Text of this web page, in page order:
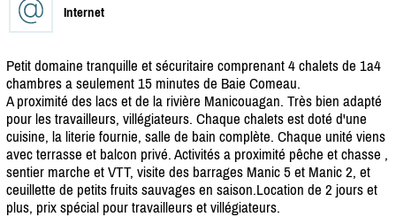
Internet
Petit domaine tranquille et sécuritaire comprenant 4 chalets de 1a4
chambres a seulement 15 minutes de Baie Comeau.
A proximité des lacs et de la rivière Manicouagan. Très bien adapté
pour les travailleurs, villégiateurs. Chaque chalets est doté d'une
cuisine, la literie fournie, salle de bain complète. Chaque unité viens
avec terrasse et balcon privé. Activités a proximité pêche et chasse ,
sentier marche et VTT, visite des barrages Manic 5 et Manic 2, et
ceuillette de petits fruits sauvages en saison.Location de 2 jours et
plus, prix spécial pour travailleurs et villégiateurs.